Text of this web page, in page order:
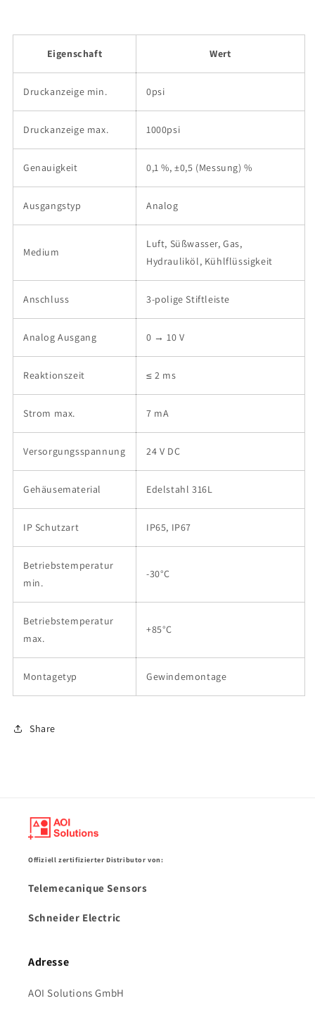
Eigenschaft Wert
Druckanzeige min. 0psi
Druckanzeige max. 1000psi
Genauigkeit 0,1 %, ±0,5 (Messung) %
Ausgangstyp Analog
Medium
Luft, Süßwasser, Gas,
Hydrauliköl, Kühlflüssigkeit
Anschluss 3-polige Stiftleiste
Analog Ausgang 0 → 10 V
Reaktionszeit ≤ 2 ms
Strom max. 7 mA
Versorgungsspannung 24 V DC
Gehäusematerial Edelstahl 316L
IP Schutzart IP65, IP67
Betriebstemperatur
min.
-30°C
Betriebstemperatur
max.
+85°C
Montagetyp Gewindemontage
Share
Offiziell zertifizierter Distributor von:
Telemecanique Sensors
Schneider Electric
Adresse
AOI Solutions GmbH